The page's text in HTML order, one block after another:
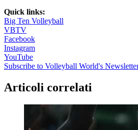
Quick links:
Big Ten Volleyball
VBTV
Facebook
Instagram
YouTube
Subscribe to Volleyball World's
Articoli correlati